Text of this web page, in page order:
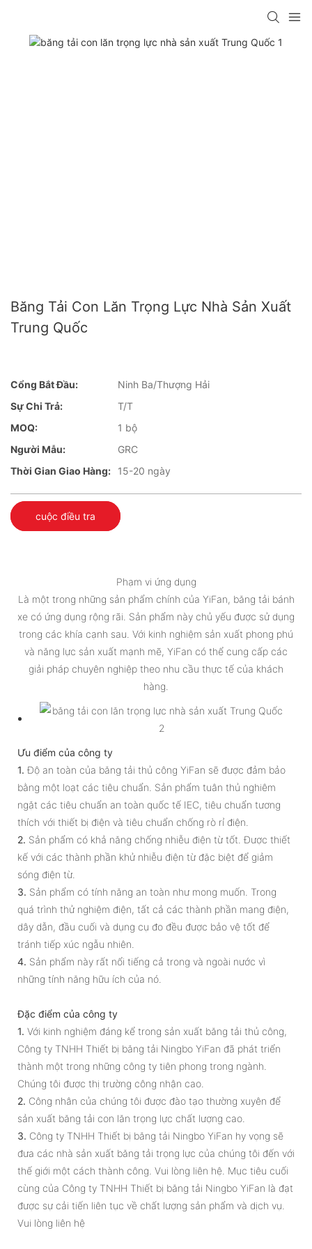
Băng Tải Con Lăn Trọng Lực Nhà Sản Xuất
Trung Quốc
Cổng Bắt Đầu:
Ninh Ba/Thượng Hải
Sự Chi Trả:
T/T
MOQ:
1 bộ
Người Mẫu:
GRC
Thời Gian Giao Hàng:
15-20 ngày
cuộc điều tra
Phạm vi ứng dụng
Là một trong những sản phẩm chính của YiFan, băng tải bánh
xe có ứng dụng rộng rãi. Sản phẩm này chủ yếu được sử dụng
trong các khía cạnh sau. Với kinh nghiệm sản xuất phong phú
và năng lực sản xuất mạnh mẽ, YiFan có thể cung cấp các
giải pháp chuyên nghiệp theo nhu cầu thực tế của khách
hàng.
Ưu điểm của công ty
1. Độ an toàn của băng tải thủ công YiFan sẽ được đảm bảo
bằng một loạt các tiêu chuẩn. Sản phẩm tuân thủ nghiêm
ngặt các tiêu chuẩn an toàn quốc tế IEC, tiêu chuẩn tương
thích với thiết bị điện và tiêu chuẩn chống rò rỉ điện.
2. Sản phẩm có khả năng chống nhiễu điện từ tốt. Được thiết
kế với các thành phần khử nhiễu điện từ đặc biệt để giảm
sóng điện từ.
3. Sản phẩm có tính năng an toàn như mong muốn. Trong
quá trình thử nghiệm điện, tất cả các thành phần mang điện,
dây dẫn, đầu cuối và dụng cụ đo đều được bảo vệ tốt để
tránh tiếp xúc ngẫu nhiên.
4. Sản phẩm này rất nổi tiếng cả trong và ngoài nước vì
những tính năng hữu ích của nó.
Đặc điểm của công ty
1. Với kinh nghiệm đáng kể trong sản xuất băng tải thủ công,
Công ty TNHH Thiết bị băng tải Ningbo YiFan đã phát triển
thành một trong những công ty tiên phong trong ngành.
Chúng tôi được thị trường công nhận cao.
2. Công nhân của chúng tôi được đào tạo thường xuyên để
sản xuất băng tải con lăn trọng lực chất lượng cao.
3. Công ty TNHH Thiết bị băng tải Ningbo YiFan hy vọng sẽ
đưa các nhà sản xuất băng tải trọng lực của chúng tôi đến với
thế giới một cách thành công. Vui lòng liên hệ. Mục tiêu cuối
cùng của Công ty TNHH Thiết bị băng tải Ningbo YiFan là đạt
được sự cải tiến liên tục về chất lượng sản phẩm và dịch vụ.
Vui lòng liên hệ